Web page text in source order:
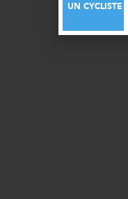
UN CYCLISTE
UN CYCLISTE